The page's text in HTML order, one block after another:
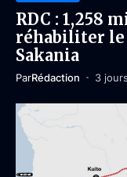
RDC : 1,258
réhabiliter
Sakania
ParRédaction 3